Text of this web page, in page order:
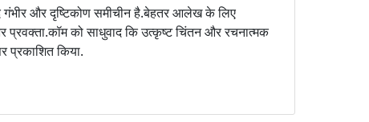
और दृष्टिकोण समीचीन है.बेहतर आलेख के लिए
प्रवक्ता.कॉम को साधुवाद कि उत्कृष्ट चिंतन और रचनात्मक
प्रकाशित किया.